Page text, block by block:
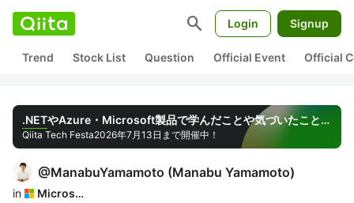
search Login Signup
Trend Stock List Question Official Event Official
.NETやAzure・Microsoft製品で学んだことや気づいたことを共有しよう
Qiita Tech Festa2026年7月13日まで開催中！
@ManabuYamamoto (Manabu Yamamoto)
in Microsoft